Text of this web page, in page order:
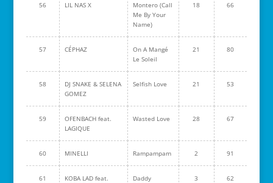
56 LIL NAS X
Montero (Call
Me By Your
Name)
18 66
57 CÉPHAZ
On A Mangé
Le Soleil
21 80
58
DJ SNAKE & SELENA
GOMEZ
Selfish Love 21 53
59
OFENBACH feat.
LAGIQUE
Wasted Love 28 67
60 MINELLI Rampampam 2 91
61
KOBA LAD feat.
Daddy
3 62